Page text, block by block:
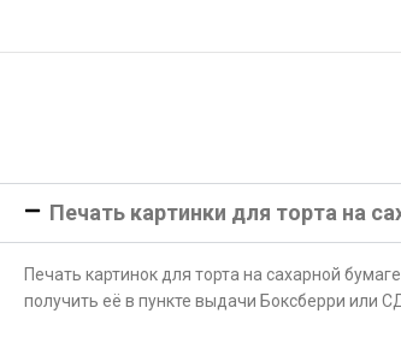
Печать картинки для торта на
Печать картинок для торта на сахарной
получить её в пункте выдачи Боксберри или